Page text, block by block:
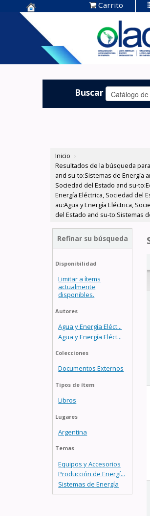
Centro de
Documentación
OLADE -
Carrito
Buscar
Inicio ›
Resultados de la búsqueda
and su-to:Sistemas de Energía
Sociedad del Estado and su-
Energía Eléctrica, Sociedad del
au:Agua y Energía Eléctrica,
del Estado and su-to:Sistemas
Refinar su búsqueda
Disponibilidad
Limitar a ítems
actualmente
disponibles.
Autores
Agua y Energía Eléct...
Agua y Energía Eléct...
Colecciones
Documentos Externos
Tipos de ítem
Libros
Lugares
Argentina
Temas
Equipos y Accesorios
Producción de Energí...
Sistemas de Energía